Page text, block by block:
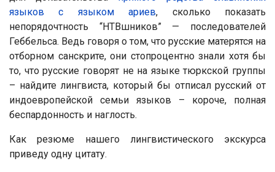
языков с языком ариев, сколько показать
непорядочтность “НТВшников” — последователей
Геббельса. Ведь говоря о том, что русские матерятся на
отборном санскрите, они стопроцентно знали хотя бы
то, что русские говорят не на языке тюркской группы
– найдите лингвиста, который бы отписал русский от
индоевропейской семьи языков – короче, полная
беспардонность и наглость.
Как резюме нашего лингвистического экскурса
приведу одну цитату.